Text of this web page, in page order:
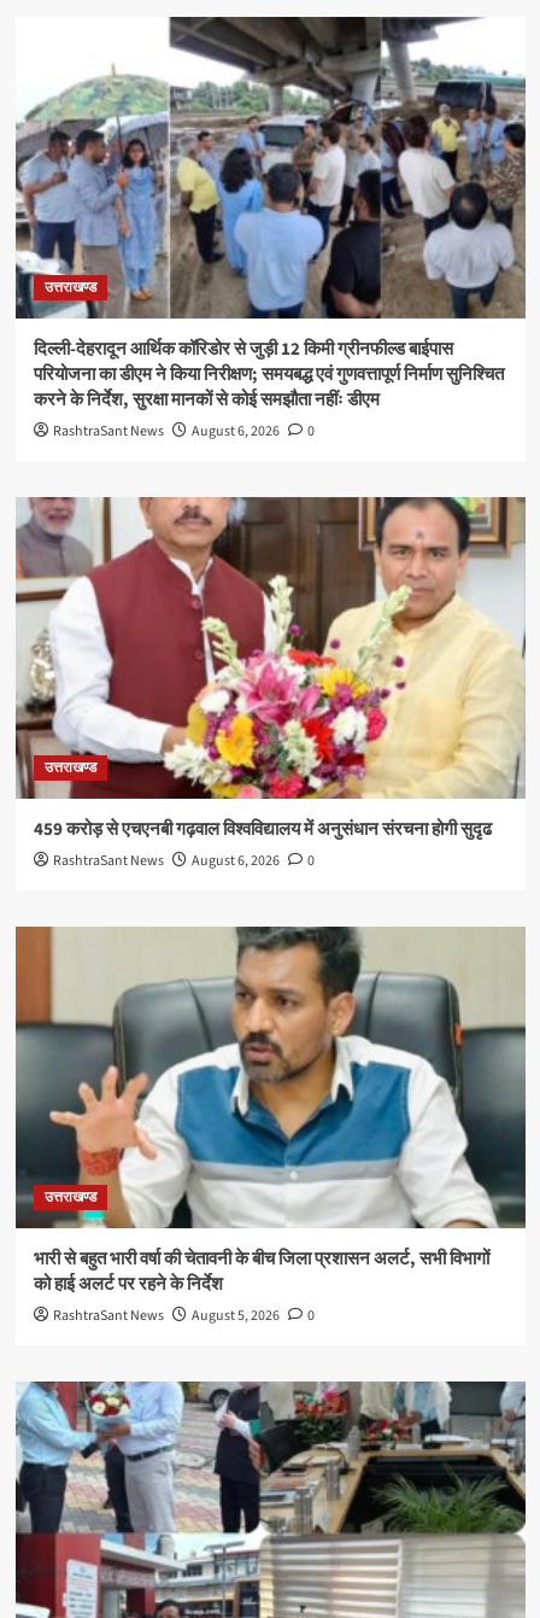
उत्तराखण्ड
दिल्ली-देहरादून आर्थिक कॉरिडोर से जुड़ी 12 किमी ग्रीनफील्ड बाईपास
परियोजना का डीएम ने किया निरीक्षण; समयबद्ध एवं गुणवत्तापूर्ण निर्माण सुनिश्चित
करने के निर्देश, सुरक्षा मानकों से कोई समझौता नहींः डीएम
RashtraSant News August 6, 2026 0
उत्तराखण्ड
459 करोड़ से एचएनबी गढ़वाल विश्वविद्यालय में अनुसंधान संरचना होगी सुदृढ
RashtraSant News August 6, 2026 0
उत्तराखण्ड
भारी से बहुत भारी वर्षा की चेतावनी के बीच जिला प्रशासन अलर्ट, सभी विभागों
को हाई अलर्ट पर रहने के निर्देश
RashtraSant News August 5, 2026 0